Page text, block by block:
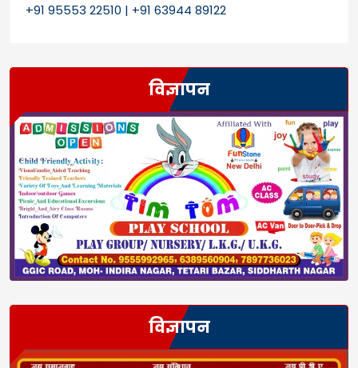
+91 95553 22510 | +91 63944 89122
विज्ञापन
विज्ञापन